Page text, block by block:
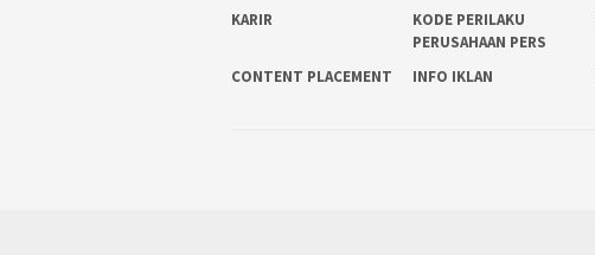
KARIR
KODE PERILAKU
PERUSAHAAN PERS
CONTENT PLACEMENT INFO IKLAN